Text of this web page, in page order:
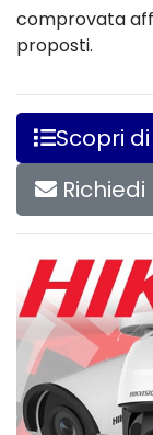
comprovata
proposti.
Scopri